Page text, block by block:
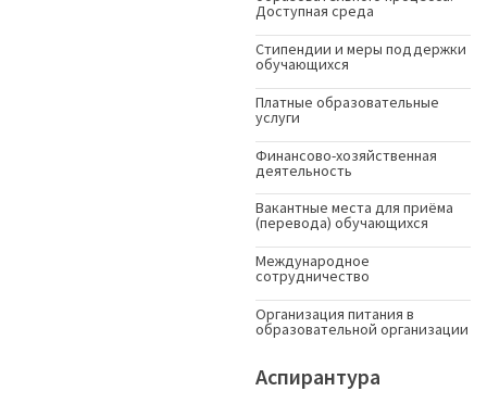
Доступная среда
Стипендии и меры поддержки
обучающихся
Платные образовательные
услуги
Финансово-хозяйственная
деятельность
Вакантные места для приёма
(перевода) обучающихся
Международное
сотрудничество
Организация питания в
образовательной организации
Аспирантура